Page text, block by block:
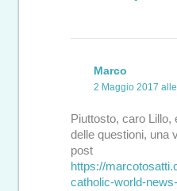
Marco
2 Maggio 2017
Piuttosto, caro Lillo,
delle questioni, una
post
https://
catholic-world-